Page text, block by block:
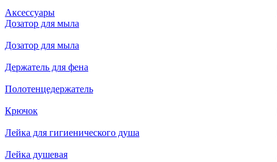
Аксессуары
Дозатор для мыла
Дозатор для мыла
Держатель для фена
Полотенцедержатель
Крючок
Лейка для гигиенического душа
Лейка душевая